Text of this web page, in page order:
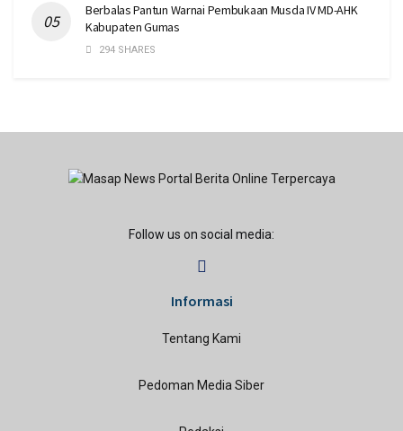
Berbalas Pantun Warnai Pembukaan Musda IV MD-AHK
Kabupaten Gumas
294 SHARES
Follow us on social media:
Informasi
Tentang Kami
Pedoman Media Siber